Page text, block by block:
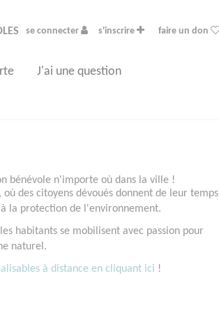
se connecter s'inscrire faire un don
J'ai une question
bénévole n'importe où dans la ville !
des citoyens dévoués donnent de leur temps
la protection de l'environnement.
habitants se mobilisent avec passion pour
naturel.
à distance en cliquant ici !